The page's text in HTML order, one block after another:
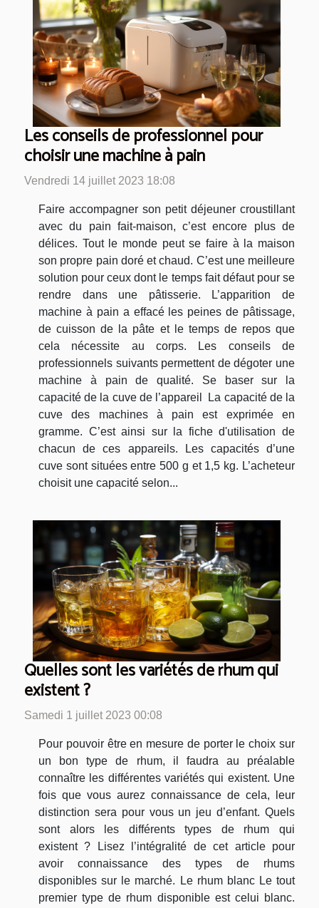
Les conseils de professionnel pour
choisir une machine à pain
Vendredi 14 juillet 2023 18:08
Faire accompagner son petit déjeuner croustillant
avec du pain fait-maison, c’est encore plus de
délices. Tout le monde peut se faire à la maison
son propre pain doré et chaud. C’est une meilleure
solution pour ceux dont le temps fait défaut pour se
rendre dans une pâtisserie. L’apparition de
machine à pain a effacé les peines de pâtissage,
de cuisson de la pâte et le temps de repos que
cela nécessite au corps. Les conseils de
professionnels suivants permettent de dégoter une
machine à pain de qualité. Se baser sur la
capacité de la cuve de l’appareil La capacité de la
cuve des machines à pain est exprimée en
gramme. C’est ainsi sur la fiche d'utilisation de
chacun de ces appareils. Les capacités d’une
cuve sont situées entre 500 g et 1,5 kg. L’acheteur
choisit une capacité selon...
Quelles sont les variétés de rhum qui
existent ?
Samedi 1 juillet 2023 00:08
Pour pouvoir être en mesure de porter le choix sur
un bon type de rhum, il faudra au préalable
connaître les différentes variétés qui existent. Une
fois que vous aurez connaissance de cela, leur
distinction sera pour vous un jeu d’enfant. Quels
sont alors les différents types de rhum qui
existent ? Lisez l’intégralité de cet article pour
avoir connaissance des types de rhums
disponibles sur le marché. Le rhum blanc Le tout
premier type de rhum disponible est celui blanc.